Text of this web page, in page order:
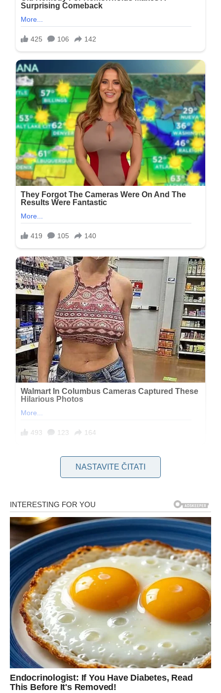
1. Bogat izvor željeza
Hurme su izuzetno bogate željezom, mineralom koji je ključan
za stvaranje crvenih krvnih zrnaca i prijenos kisika kroz tijelo.
Zbog toga se posebno preporučuju osobama koje pate od
anemije, ali i trudnicama, djeci i svima koji imaju povećane
potrebe za ovim mineralom. Redovna konzumacija hurmi
može pomoći u smanjenju umora i poboljšanju energije.
2. Podrška zdravlju probavnog
sistema
Zahvaljujući visokom sadržaju kalijuma, hurme imaju
regulaciji probave i podstiče rast korisnih bakterija u crijevima.
NASTAVITE ČITATI